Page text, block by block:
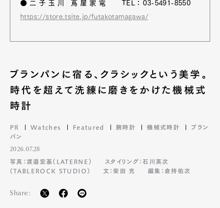
●二子玉川 蔦屋家電 TEL：03-5491-8550
https://store.tsite.jp/futakotamagawa/
ブランパンに宿る、クラシックという美学。
時代を超えて洗練に磨きをかけた機械式
時計
PR Watches Featured 腕時計 機械式時計
ブラン
パン
2026.07.28
写真：渡邉宏基（LATERNE）
スタイリング：石川英次
（TABLEROCK STUDIO）
文：柴田 充 編集：倉持佑次
Share: